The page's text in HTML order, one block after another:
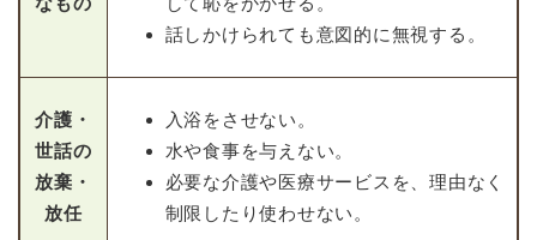
話しかけられても意図的に無視する。
介護・
世話の
放棄・
放任
入浴をさせない。
水や食事を与えない。
必要な介護や医療サービスを、理由なく
制限したり使わせない。